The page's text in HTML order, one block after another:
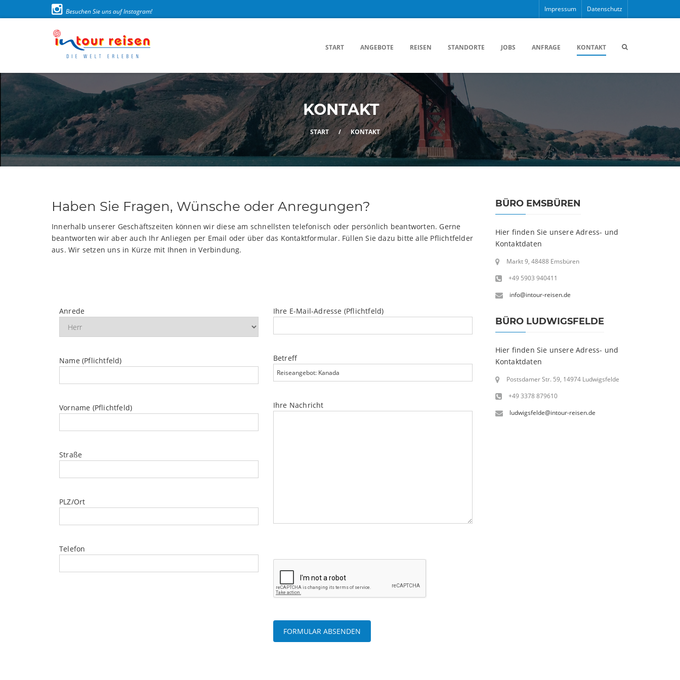
Besuchen Sie uns auf Instagram! Impressum Datenschutz
START ANGEBOTE REISEN STANDORTE JOBS ANFRAGE KONTAKT
KONTAKT
START / KONTAKT
Haben Sie Fragen, Wünsche oder Anregungen?
Innerhalb unserer Geschäftszeiten können wir diese am schnellsten telefonisch oder persönlich beantworten. Gerne
beantworten wir aber auch Ihr Anliegen per Email oder über das Kontaktformular. Füllen Sie dazu bitte alle Pflichtfelder
aus. Wir setzen uns in Kürze mit Ihnen in Verbindung.
Anrede
Name (Pflichtfeld)
Vorname (Pflichtfeld)
Straße
PLZ/Ort
Telefon
Ihre E-Mail-Adresse (Pflichtfeld)
Betreff
Ihre Nachricht
BÜRO EMSBÜREN
Hier finden Sie unsere Adress- und
Kontaktdaten
Markt 9, 48488 Emsbüren
+49 5903 940411
info@intour-reisen.de
BÜRO LUDWIGSFELDE
Hier finden Sie unsere Adress- und
Kontaktdaten
Postsdamer Str. 59, 14974 Ludwigsfelde
+49 3378 879610
ludwigsfelde@intour-reisen.de